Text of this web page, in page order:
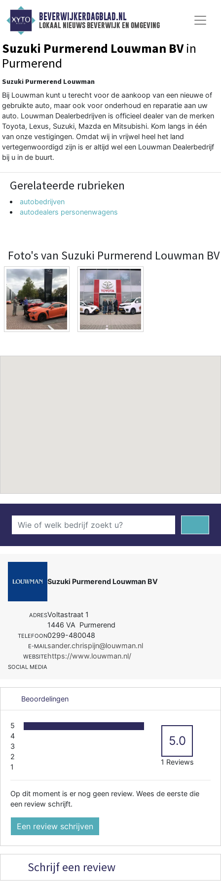
BEVERWIJKERDAGBLAD.NL
lokaal nieuws beverwijk en omgeving
Suzuki Purmerend Louwman BVin
Purmerend
Suzuki Purmerend Louwman
Bij Louwman kunt u terecht voor de aankoop van een nieuwe of
gebruikte auto, maar ook voor onderhoud en reparatie aan uw
auto. Louwman Dealerbedrijven is officieel dealer van de merken
Toyota, Lexus, Suzuki, Mazda en Mitsubishi. Kom langs in één
van onze vestigingen. Omdat wij in vrijwel heel het land
vertegenwoordigd zijn is er altijd wel een Louwman Dealerbedrijf
bij u in de buurt.
Gerelateerde rubrieken
autobedrijven
autodealers personenwagens
Foto's van Suzuki Purmerend Louwman BV
Suzuki Purmerend Louwman BV
ADRESVoltastraat 1
1446 VA Purmerend
TELEFOON0299-480048
E-MAILsander.chrispijn@louwman.nl
WEBSITEhttps://www.louwman.nl/
SOCIAL MEDIA
Beoordelingen
5
4
3
2
1
5.0
1 Reviews
Op dit moment is er nog geen review. Wees de eerste die
een review schrijft.
Een review schrijven
Schrijf een review